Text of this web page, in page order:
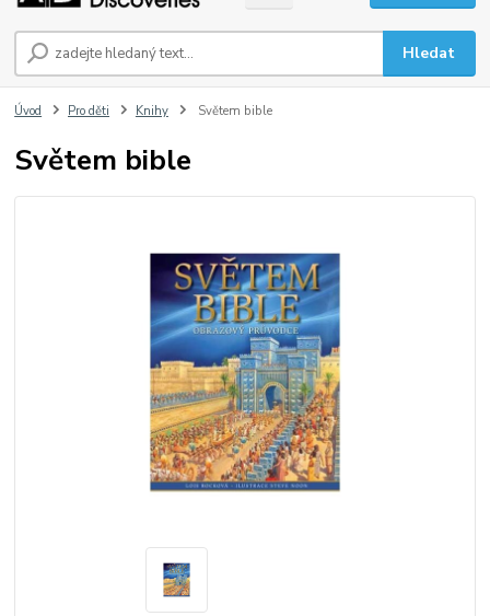
Hledat
Úvod Pro děti Knihy Světem bible
Světem bible